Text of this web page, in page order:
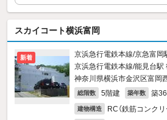
スカイコート横浜富岡
新着
京浜急行電鉄本線/京急富岡
京浜急行電鉄本線/能見台駅
神奈川県横浜市金沢区富岡
総階数 5階建 築年数 築
建物構造 RC（鉄筋コンクリ